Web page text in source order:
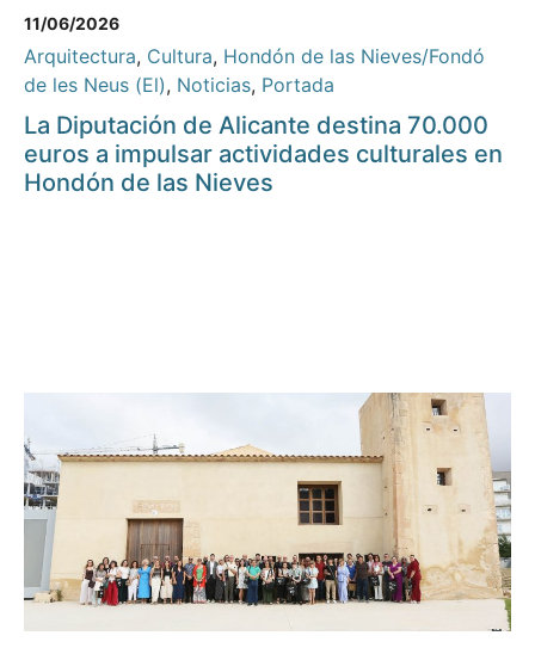
11/06/2026
Arquitectura, Cultura, Hondón de las Nieves/Fondó
de les Neus (El), Noticias, Portada
La Diputación de Alicante destina 70.000
euros a impulsar actividades culturales en
Hondón de las Nieves